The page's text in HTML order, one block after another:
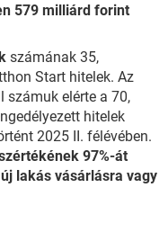
579 milliárd forint
számának 35,
Start hitelek. Az
elérte a 70,
hitelek
2025 II. félévében.
97%-át
lakás vásárlásra vagy